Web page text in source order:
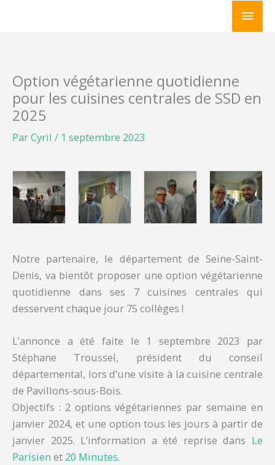
Option végétarienne quotidienne
pour les cuisines centrales de SSD en
2025
ParCyril / 1 septembre 2023
Notre partenaire, le département de Seine-Saint-
Denis, va bientôt proposer une option végétarienne
quotidienne dans ses 7 cuisines centrales qui
desservent chaque jour 75 collèges !
L’annonce a été faite le 1 septembre 2023 par
Stéphane Troussel, président du conseil
départemental, lors d’une visite à la cuisine centrale
de Pavillons-sous-Bois.
Objectifs : 2 options végétariennes par semaine en
janvier 2024, et une option tous les jours à partir de
janvier 2025. L’information a été reprise dans Le
Parisien et 20 Minutes.